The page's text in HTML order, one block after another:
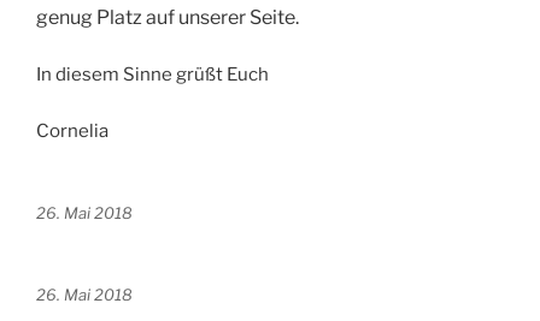
genug Platz auf unserer Seite.
In diesem Sinne grüßt Euch
Cornelia
26. Mai 2018
26. Mai 2018